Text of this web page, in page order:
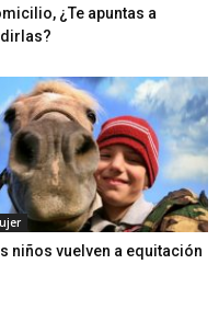
¿Te apuntas a
niños vuelven a equitación